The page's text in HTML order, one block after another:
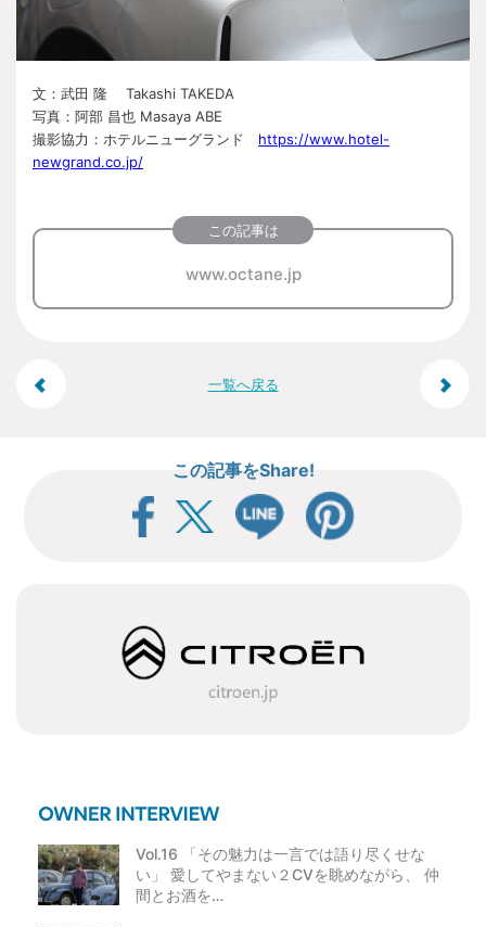
文：武田 隆 Takashi TAKEDA
写真：阿部 昌也 Masaya ABE
撮影協力：ホテルニューグランド https://www.hotel-
newgrand.co.jp/
この記事は
www.octane.jp
投
一覧へ戻る
この記事をShare!
Vol.16 「その魅力は一言では語り尽くせな
い」 愛してやまない２CVを眺めながら、 仲
間とお酒を…